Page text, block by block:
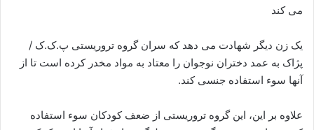
می کند
یک زن دیگر شهادت می دهد که سران گروه تروریستی پ.ک.ک /
پژاک به عمد دختران نوجوان را معتاد به مواد مخدر کرده است تا از
آنها سوء استفاده جنسی کند.
علاوه بر این، این گروه تروریستی از ضعف کودکان سوء استفاده